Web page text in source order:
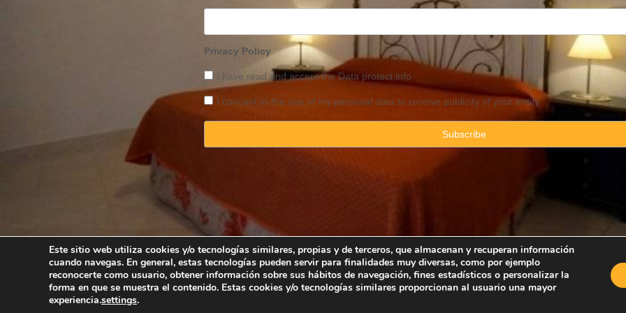
Privacy Policy
I have read and accept theData protect info
I concent to the use of my personal data to receive publicity of your entity
Copyright © 2025 Property Consulting Spain By JadeVillas S.L. ·Legal advice Privacy
Este sitio web utiliza cookies y/o tecnologías similares, propias y de terceros, que almacenan y recuperan información
cuando navegas. En general, estas tecnologías pueden servir para finalidades muy diversas, como por ejemplo
reconocerte como usuario, obtener información sobre sus hábitos de navegación, fines estadísticos o personalizar la
forma en que se muestra el contenido. Estas cookies y/o tecnologías similares proporcionan al usuario una mayor
experiencia.settings.